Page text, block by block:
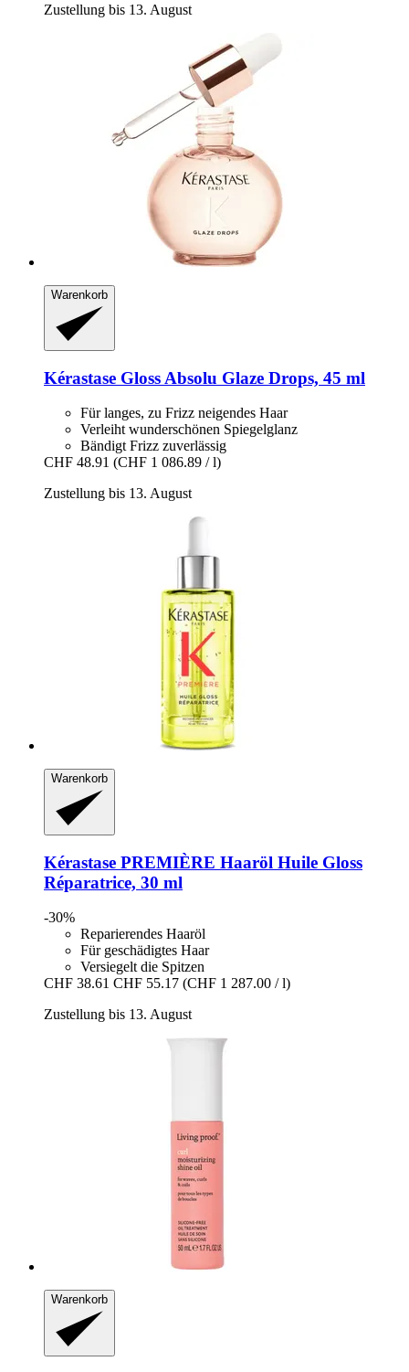
Zustellung bis 13. August
Warenkorb
Kérastase Gloss Absolu Glaze Drops, 45 ml
Für langes, zu Frizz neigendes Haar
Verleiht wunderschönen Spiegelglanz
Bändigt Frizz zuverlässig
CHF 48.91 (CHF 1 086.89 / l)
Zustellung bis 13. August
Warenkorb
Kérastase PREMIÈRE Haaröl Huile Gloss
Réparatrice, 30 ml
-30%
Reparierendes Haaröl
Für geschädigtes Haar
Versiegelt die Spitzen
CHF 38.61 CHF 55.17 (CHF 1 287.00 / l)
Zustellung bis 13. August
Warenkorb